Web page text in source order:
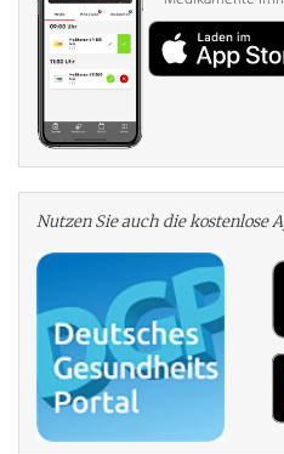
Nutzen Sie auch die kosten­lose